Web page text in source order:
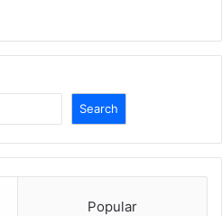
Search
Popular